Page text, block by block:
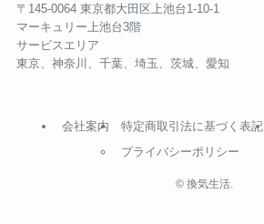
〒145-0064 東京都大田区上池台1-10-1
マーキュリー上池台3階
サービスエリア
東京、神奈川、千葉、埼玉、茨城、愛知
会社案内
特定商取引法に基づく表記
プライバシーポリシー
©換気生活.